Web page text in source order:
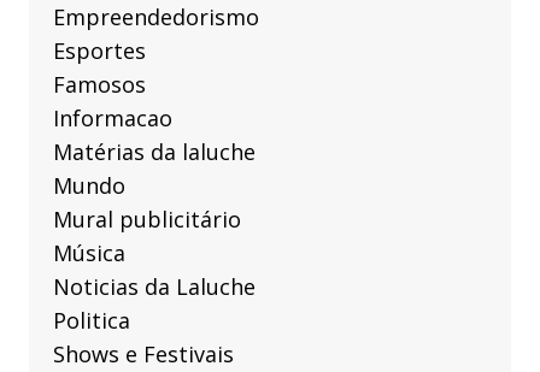
Empreendedorismo
Esportes
Famosos
Informacao
Matérias da laluche
Mundo
Mural publicitário
Música
Noticias da Laluche
Politica
Shows e Festivais